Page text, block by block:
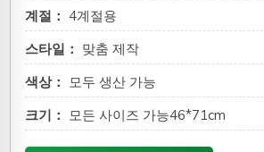
계절： 4계절용
스타일： 맞춤 제작
색상：
모두 생산 가능
크기：
모든 사이즈 가능46*71cm